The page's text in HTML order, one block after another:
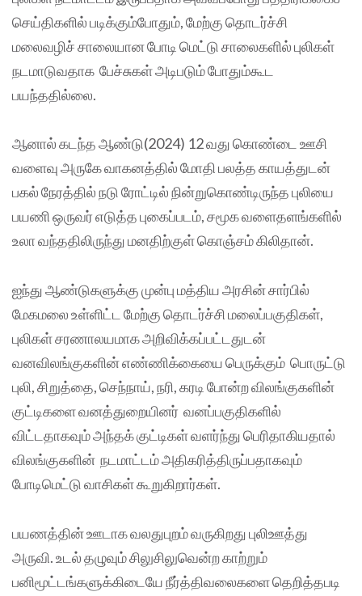
செய்திகளில் படிக்கும்போதும், மேற்கு தொடர்ச்சி
மலைவழிச் சாலையான போடி மெட்டு சாலைகளில் புலிகள்
நடமாடுவதாக பேச்சுகள் அடிபடும் போதும்கூட
பயந்ததில்லை.
ஆனால் கடந்த ஆண்டு(2024) 12 வது கொண்டை ஊசி
வளைவு அருகே வாகனத்தில் மோதி பலத்த காயத்துடன்
பகல் நேரத்தில் நடு ரோட்டில் நின்றுகொண்டிருந்த புலியை
பயணி ஒருவர் எடுத்த புகைப்படம், சமூக வளைதளங்களில்
உலா வந்ததிலிருந்து மனதிற்குள் கொஞ்சம் கிலிதான்.
ஐந்து ஆண்டுகளுக்கு முன்பு மத்திய அரசின் சார்பில்
மேகமலை உள்ளிட்ட மேற்கு தொடர்ச்சி மலைப்பகுதிகள்,
புலிகள் சரணாலயமாக அறிவிக்கப்பட்டதுடன்
வனவிலங்குகளின் எண்ணிக்கையை பெருக்கும் பொருட்டு
புலி, சிறுத்தை, செந்நாய், நரி, கரடி போன்ற விலங்குகளின்
குட்டிகளை வனத்துறையினர் வனப்பகுதிகளில்
விட்டதாகவும் அந்தக் குட்டிகள் வளர்ந்து பெரிதாகியதால்
விலங்குகளின் நடமாட்டம் அதிகரித்திருப்பதாகவும்
போடிமெட்டு வாசிகள் கூறுகிறார்கள்.
பயணத்தின் ஊடாக வலதுபுறம் வருகிறது புலிஊத்து
அருவி. உடல் தழுவும் சிலுசிலுவென்ற காற்றும்
பனிமூட்டங்களுக்கிடையே நீர்த்திவலைகளை தெறித்தபடி